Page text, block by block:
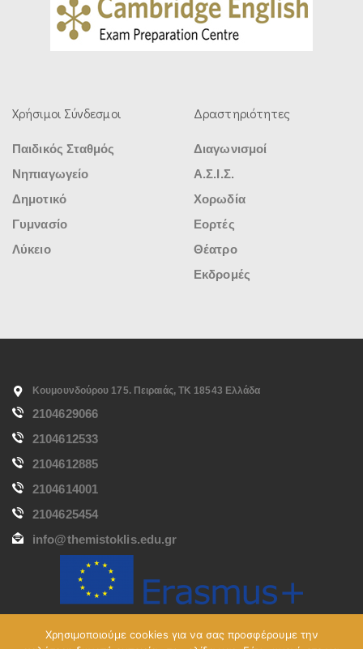
Χρήσιμοι Σύνδεσμοι
Παιδικός Σταθμός
Νηπιαγωγείο
Δημοτικό
Γυμνασίο
Λύκειο
Δραστηριότητες
Διαγωνισμοί
Α.Σ.Ι.Σ.
Χορωδία
Εορτές
Θέατρο
Εκδρομές
Κουμουνδούρου 175. Πειραιάς, ΤΚ 18543 Ελλάδα
2104629066
2104612533
2104612885
2104614001
2104625454
info@themistoklis.edu.gr
Χρησιμοποιούμε cookies για να σας προσφέρουμε την